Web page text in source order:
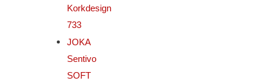
Korkdesign
733
JOKA
Sentivo
SOFT